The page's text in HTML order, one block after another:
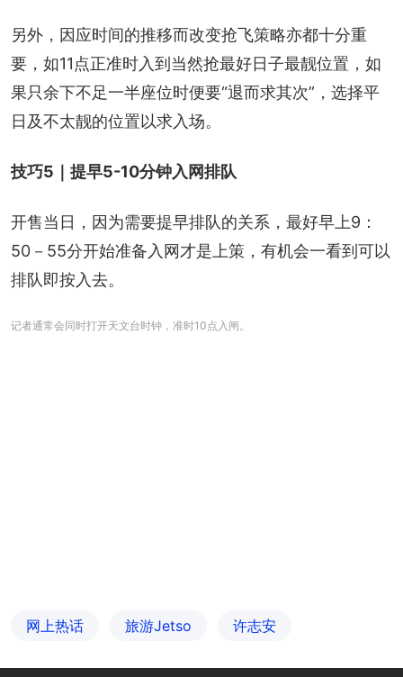
另外，因应时间的推移而改变抢飞策略亦都十分重
要，如11点正准时入到当然抢最好日子最靓位置，如
果只余下不足一半座位时便要“退而求其次”，选择平
日及不太靓的位置以求入场。
技巧5｜提早5-10分钟入网排队
开售当日，因为需要提早排队的关系，最好早上9：
50－55分开始准备入网才是上策，有机会一看到可以
排队即按入去。
记者通常会同时打开天文台时钟，准时10点入闸。
网上热话 旅游Jetso 许志安